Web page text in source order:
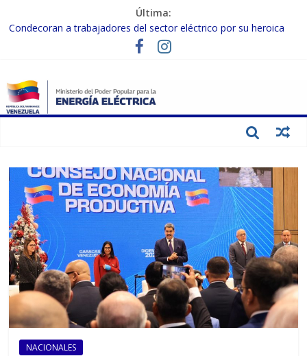
Última:
Condecoran a trabajadores del sector eléctrico por su heroica
labor tras el doble sismo del 24-J
Gobierno Nacional coordina acciones con el sector privado para
Inspeccionan trabajos de rehabilitación en instalaciones del SEN
en Carabobo
Gobierno Nacional activa plan preventivo para fortalecer el SEN
NACIONALES